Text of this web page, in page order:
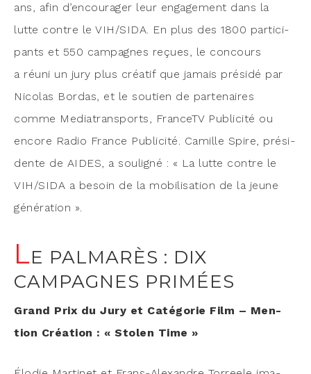
ans, afin d’en­cou­ra­ger leur enga­ge­ment dans la
lutte contre le VIH/SIDA. En plus des 1800 par­ti­ci­
pants et 550 cam­pagnes reçues, le concours
a réuni un jury plus créa­tif que jamais pré­si­dé par
Nico­las Bor­das, et le sou­tien de par­te­naires
comme Media­trans­ports, Fran­ceTV Publi­ci­té ou
encore Radio France Publi­ci­té. Camille Spire, pré­si­
dente de AIDES, a sou­li­gné : « La lutte contre le
VIH/SIDA a besoin de la mobi­li­sa­tion de la jeune
génération ».
LE PALMARÈS : DIX
CAMPAGNES PRIMÉES
Grand Prix du Jury et Caté­go­rie Film – Men­
tion Créa­tion : « Sto­len Time »